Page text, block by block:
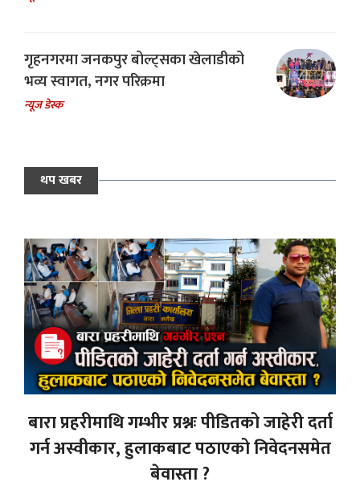
गृहनगरमा जनकपुर बोल्ट्सका खेलाडीको
भव्य स्वागत, नगर परिक्रमा
न्यूज डेस्क
थप खबर
बारा प्रहरीमाथि गम्भीर प्रश्नः पीडितको जाहेरी दर्ता
गर्न अस्वीकार, हुलाकबाट पठाएको निवेदनसमेत
बेवास्ता ?